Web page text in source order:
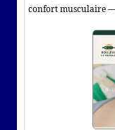
confort musculaire